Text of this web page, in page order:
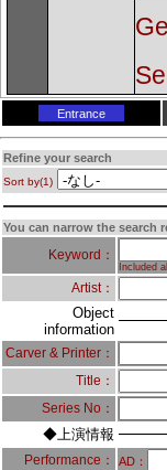
Entrance
Refine your search
Sort by(1)
You can narrow the
Keyword：
Included
Artist：
Object
information
Carver & Printer：
Title：
Series No：
◆上演情報
Performance： AD：